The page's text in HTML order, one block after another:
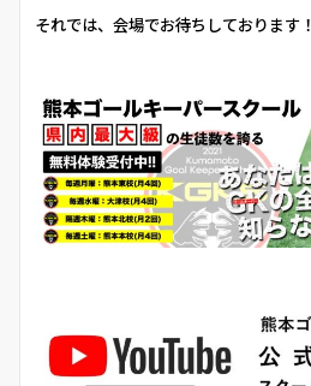
それでは、会場でお待ちしております！